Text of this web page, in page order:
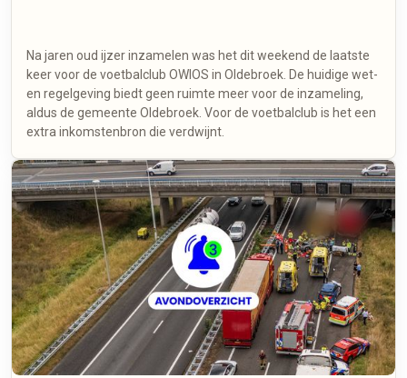
Na jaren oud ijzer inzamelen was het dit weekend de laatste
keer voor de voetbalclub OWIOS in Oldebroek. De huidige wet-
en regelgeving biedt geen ruimte meer voor de inzameling,
aldus de gemeente Oldebroek. Voor de voetbalclub is het een
extra inkomstenbron die verdwijnt.